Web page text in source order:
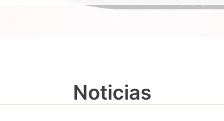
Noticias